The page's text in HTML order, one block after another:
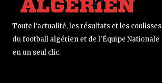
Toute l'actualité, les résultats et les coulisses
du football algérien et de l'Équipe Nationale
en un seul clic.